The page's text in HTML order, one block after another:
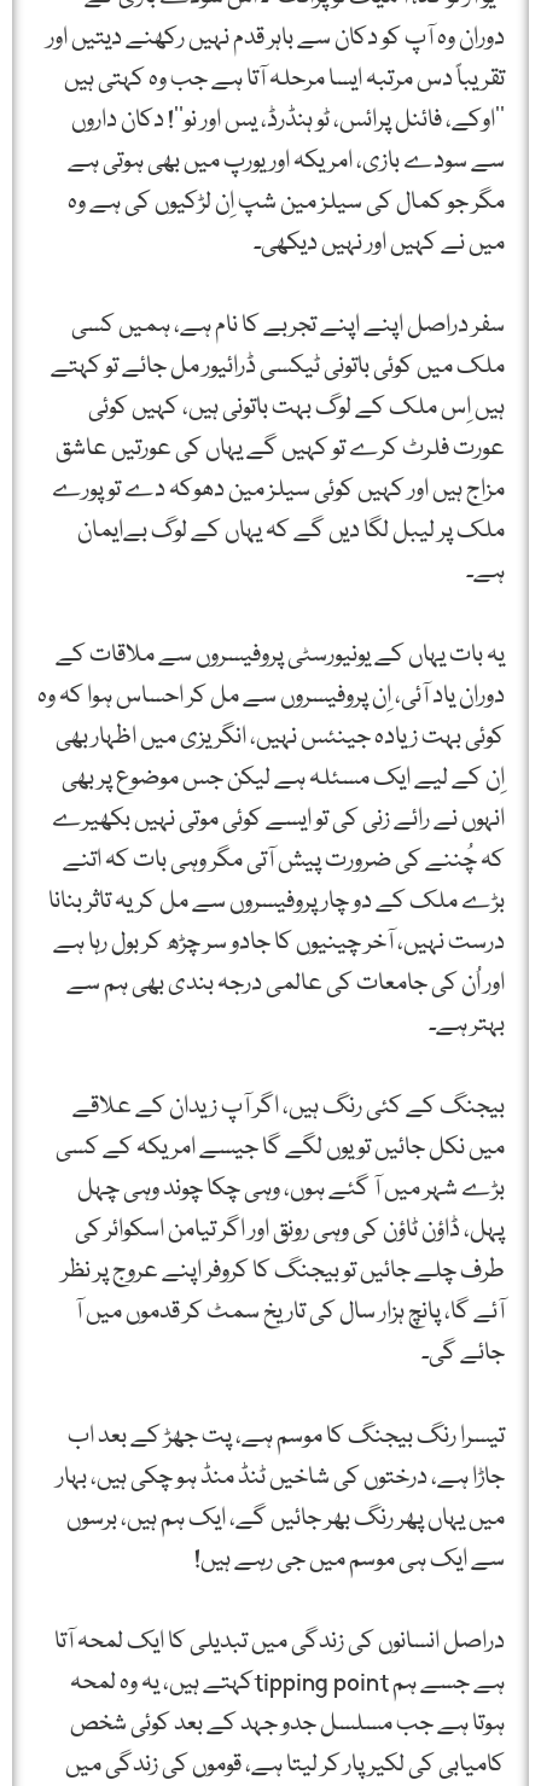
دوران وہ آپ کو دکان سے باہر قدم نہیں رکھنے دیتیں اور
تقریباً دس مرتبہ ایسا مرحلہ آتا ہے جب وہ کہتی ہیں
’’اوکے، فائنل پرائس، ٹو ہنڈرڈ، یس اور نو‘‘! دکان داروں
سے سودے بازی، امریکہ اور یورپ میں بھی ہوتی ہے
مگر جو کمال کی سیلز مین شپ اِن لڑکیوں کی ہے وہ
میں نے کہیں اور نہیں دیکھی۔
سفر دراصل اپنے اپنے تجربے کا نام ہے، ہمیں کسی
ملک میں کوئی باتونی ٹیکسی ڈرائیور مل جائے تو کہتے
ہیں اِس ملک کے لوگ بہت باتونی ہیں، کہیں کوئی
عورت فلرٹ کرے تو کہیں گے یہاں کی عورتیں عاشق
مزاج ہیں اور کہیں کوئی سیلز مین دھوکہ دے تو پورے
ملک پر لیبل لگا دیں گے کہ یہاں کے لوگ بےایمان
ہے۔
یہ بات یہاں کے یونیورسٹی پروفیسروں سے ملاقات کے
دوران یاد آئی، اِن پروفیسروں سے مل کر احساس ہوا کہ وہ
کوئی بہت زیادہ جینئس نہیں، انگریزی میں اظہار بھی
اِن کے لیے ایک مسئلہ ہے لیکن جس موضوع پر بھی
انہوں نے رائے زنی کی تو ایسے کوئی موتی نہیں بکھیرے
کہ چُننے کی ضرورت پیش آتی مگر وہی بات کہ اتنے
بڑے ملک کے دو چار پروفیسروں سے مل کر یہ تاثر بنانا
درست نہیں، آخر چینیوں کا جادو سر چڑھ کر بول رہا ہے
اور اُن کی جامعات کی عالمی درجہ بندی بھی ہم سے
بہتر ہے۔
بیجنگ کے کئی رنگ ہیں، اگر آپ زیدان کے علاقے
میں نکل جائیں تو یوں لگے گا جیسے امریکہ کے کسی
بڑے شہر میں آ گئے ہوں، وہی چکا چوند وہی چہل
پہل، ڈاؤن ٹاؤن کی وہی رونق اور اگر تیامن اسکوائر کی
طرف چلے جائیں تو بیجنگ کا کروفر اپنے عروج پر نظر
آئے گا، پانچ ہزار سال کی تاریخ سمٹ کر قدموں میں آ
جائے گی۔
تیسرا رنگ بیجنگ کا موسم ہے، پت جھڑ کے بعد اب
جاڑا ہے، درختوں کی شاخیں ٹنڈ منڈ ہو چکی ہیں، بہار
میں یہاں پھر رنگ بھر جائیں گے، ایک ہم ہیں، برسوں
سے ایک ہی موسم میں جی رہے ہیں!
دراصل انسانوں کی زندگی میں تبدیلی کا ایک لمحہ آتا
ہے جسے ہم tipping pointکہتے ہیں، یہ وہ لمحہ
ہوتا ہے جب مسلسل جدو جہد کے بعد کوئی شخص
کامیابی کی لکیر پار کر لیتا ہے، قوموں کی زندگی میں